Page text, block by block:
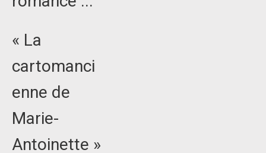
« La
cartomanci
enne de
Marie-
Antoinette »